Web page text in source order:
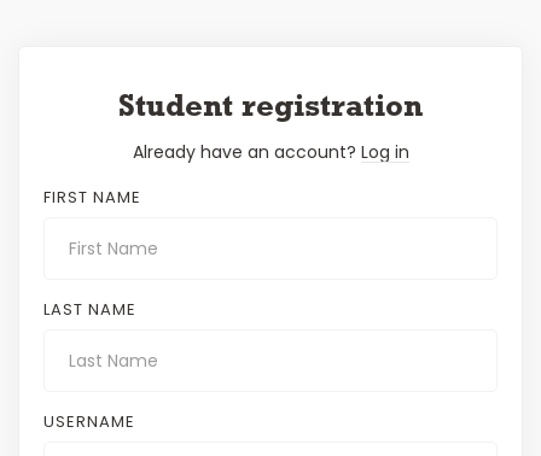
Student registration
Already have an account? Log in
FIRST NAME
LAST NAME
USERNAME